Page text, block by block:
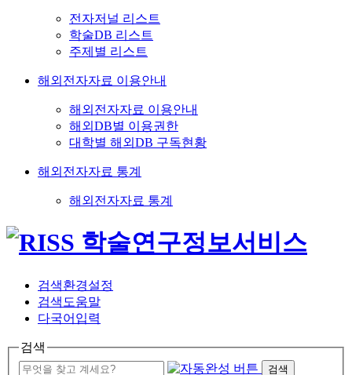
전자저널 리스트
학술DB 리스트
주제별 리스트
해외전자자료 이용안내
해외전자자료 이용안내
해외DB별 이용권한
대학별 해외DB 구독현황
해외전자자료 통계
해외전자자료 통계
검색환경설정
검색도움말
다국어입력
검색
검색